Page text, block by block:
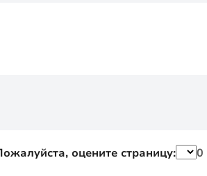
оцените страницу: 0